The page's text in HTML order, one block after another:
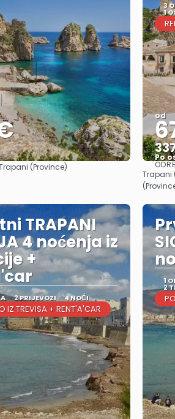
Vidjeti
(Province)
3
1
od
Po
Trapani
TRAPANI
4 noćenja iz
+
2 PRIJEVOZI 4 NOĆI
IZ TREVISA + RENT'A'CAR
1
2